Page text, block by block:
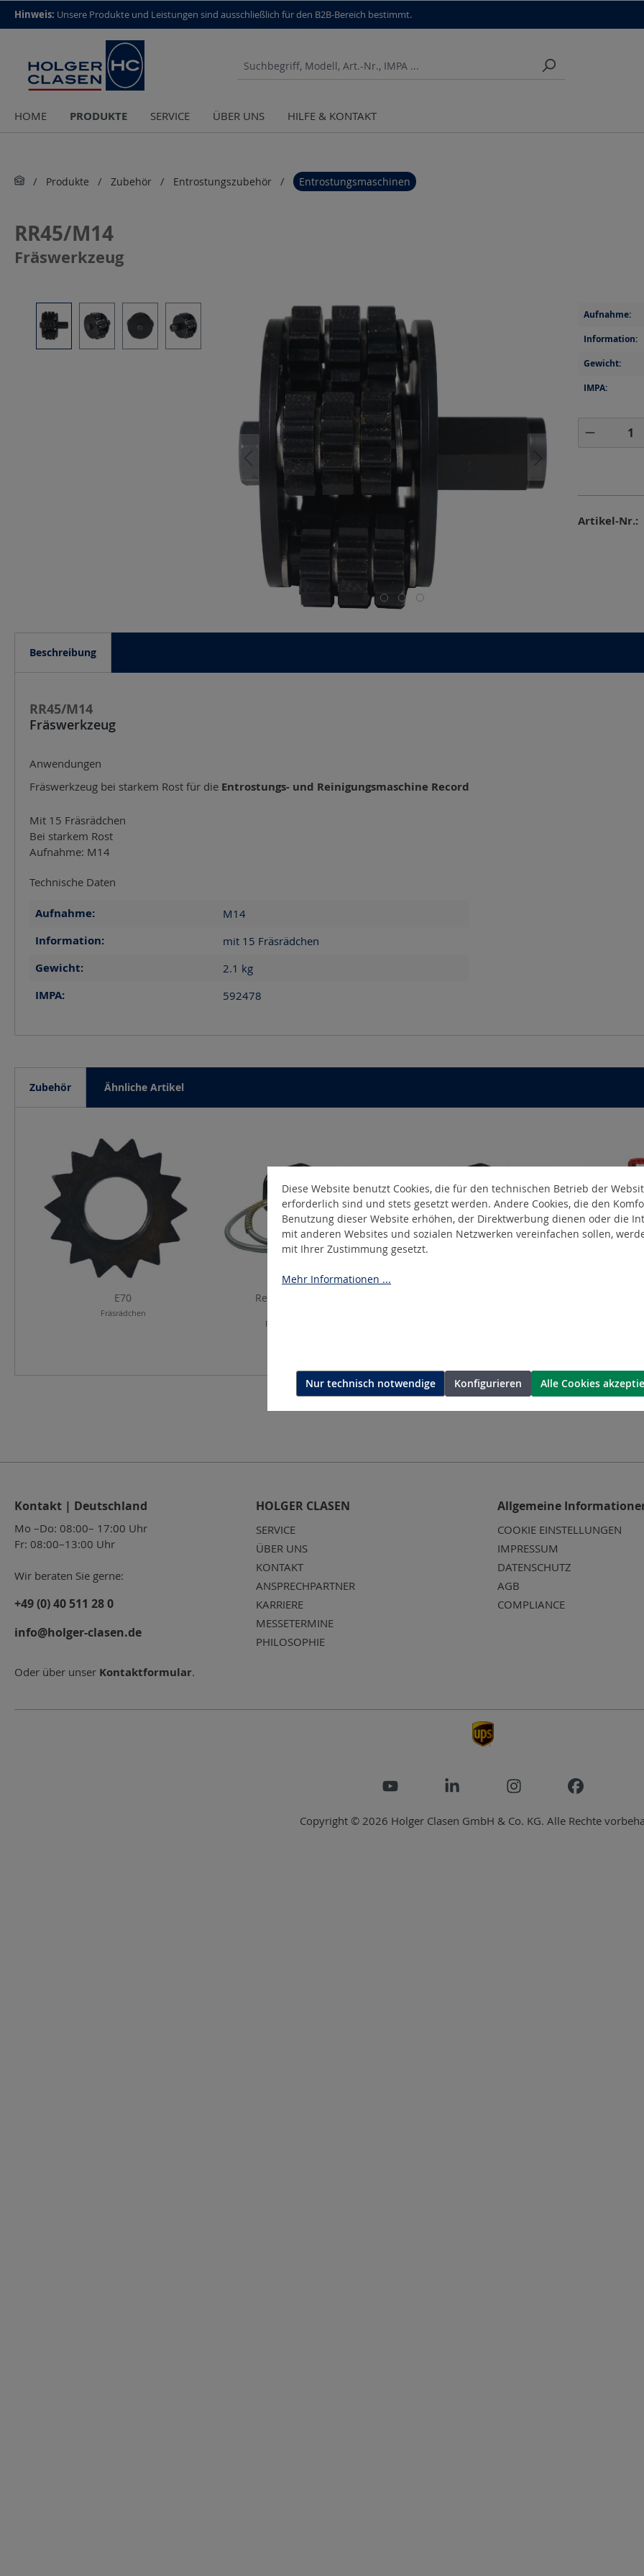
top scroll helper
Hinweis: Unsere Produkte und Leistungen sind aus­schließlich für den B2B-Bereich bestimmt.
HOME PRODUKTE SERVICE ÜBER UNS HILFE & KONTAKT
Produkte Zubehör Entrostungszubehör Entrostungsmaschinen
RR45/M14
Fräswerkzeug
Bildergalerie überspringen Aufnahme:
Information:
Gewicht:
IMPA:
Artikel-Nr.:
Beschreibung
RR45/M14
Fräswerkzeug
Anwendungen
Fräswerkzeug bei starkem Rost für die Entrostungs- und Reinigungsmaschine Record
Mit 15 Fräsrädchen
Bei starkem Rost
Aufnahme: M14
Technische Daten
Aufnahme: M14
Information: mit 15 Fräsrädchen
Gewicht: 2.1 kg
IMPA: 592478
Zubehör Ähnliche Artikel
Produktgalerie überspringen
E70
Fräsrädchen
Record "C" 115-M14
Reinigungsmaschine
Kontakt | Deutschland
Mo –Do: 08:00– 17:00 Uhr
Fr: 08:00–13:00 Uhr
Wir beraten Sie gerne:
+49 (0) 40 511 28 0
info@holger-clasen.de
Oder über unser Kontaktformular.
HOLGER CLASEN
SERVICE
ÜBER UNS
KONTAKT
ANSPRECHPARTNER
KARRIERE
MESSETERMINE
PHILOSOPHIE
Allgemeine
COOKIE EINSTELLUNGEN
IMPRESSUM
DATENSCHUTZ
AGB
COMPLIANCE
Copyright © 2026 Holger Clasen GmbH & Co. KG. Alle Rechte
Diese Website benutzt Cookies, die für den technischen Betrieb der
erforderlich sind und stets gesetzt werden. Andere Cookies, die den
Benutzung dieser Website erhöhen, der Direktwerbung dienen oder die
mit anderen Websites und sozialen Netzwerken vereinfachen sollen,
mit Ihrer Zustimmung gesetzt.
Mehr Informationen ...
Nur technisch notwendige Konfigurieren Alle Cookies